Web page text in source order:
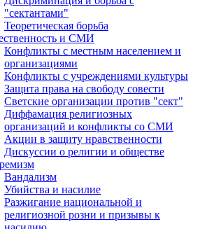
"сектантами"
Теоретическая борьба
и СМИ
Конфликты с местным населением и
организациями
Конфликты с учреждениями культуры
Защита права на свободу совести
Светские организации против "сект"
Диффамация религиозных
организаций и конфликты со СМИ
Акции в защиту нравственности
Дискуссии о религии и обществе
Вандализм
Убийства и насилие
Разжигание национальной и
религиозной розни и призывы к